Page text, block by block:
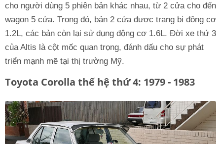
cho người dùng 5 phiên bản khác nhau, từ 2 cửa cho đến
wagon 5 cửa. Trong đó, bản 2 cửa được trang bị động cơ
1.2L, các bản còn lại sử dụng động cơ 1.6L. Đời xe thứ 3
của Altis là cột mốc quan trọng, đánh dấu cho sự phát
triển mạnh mẽ tại thị trường Mỹ.
Toyota Corolla thế hệ thứ 4: 1979 - 1983